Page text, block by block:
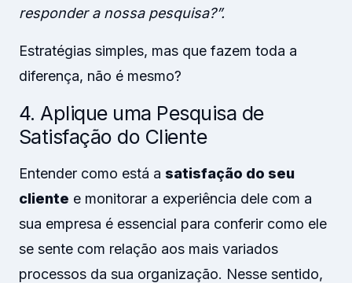
responder a nossa pesquisa?”.
Estratégias simples, mas que fazem toda a
diferença, não é mesmo?
4. Aplique uma Pesquisa de
Satisfação do Cliente
Entender como está a satisfação do seu
cliente e monitorar a experiência dele com a
sua empresa é essencial para conferir como ele
se sente com relação aos mais variados
processos da sua organização. Nesse sentido,